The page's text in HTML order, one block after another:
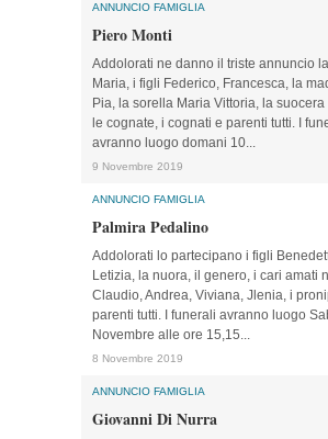
ANNUNCIO FAMIGLIA
Piero Monti
Addolorati ne danno il triste annuncio
Maria, i figli Federico, Francesca, la
Pia, la sorella Maria Vittoria, la
le cognate, i cognati e parenti tutti. I
avranno luogo domani 10...
9 Novembre 2019
ANNUNCIO FAMIGLIA
Palmira Pedalino
Addolorati lo partecipano i figli
Letizia, la nuora, il genero, i cari amati
Claudio, Andrea, Viviana, Jlenia, i
parenti tutti. I funerali avranno luogo
Novembre alle ore 15,15...
8 Novembre 2019
ANNUNCIO FAMIGLIA
Giovanni Di Nurra